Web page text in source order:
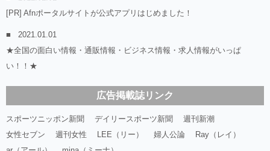
[PR] Afnポータルサイトが公式アプリはじめました！
2021.01.01
★全国の面白い情報・通販情報・ビジネス情報・求人情報がいっぱ
い！！★
広告掲載誌リンク
スポーツニッポン新聞 デイリースポーツ新聞
週刊新潮
女性セブン
週刊女性 LEE（リー） 婦人公論
Ray（レイ）